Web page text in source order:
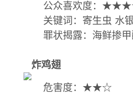
公众喜欢度：
关键词：寄生虫 水银
罪状揭露：海鲜掺甲
炸鸡翅
危害度：★★☆